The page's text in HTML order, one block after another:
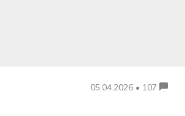
05.04.2026 • 107